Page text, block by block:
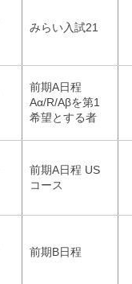
みらい入試21
前期A日程
Aα/R/Aβを第1
希望とする者
前期A日程 US
コース
前期B日程